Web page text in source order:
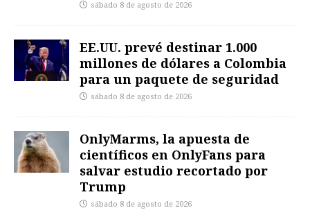
sábado 8 de agosto de 2026
EE.UU. prevé destinar 1.000
millones de dólares a Colombia
para un paquete de seguridad
sábado 8 de agosto de 2026
OnlyMarms, la apuesta de
científicos en OnlyFans para
salvar estudio recortado por
Trump
sábado 8 de agosto de 2026